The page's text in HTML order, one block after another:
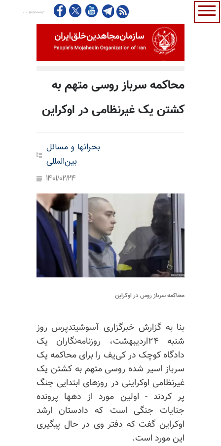
محاکمه سرباز روسی متهم به
کشتن یک غیرنظامی در اوکراین
بحرانها و مسائل
بین‌المللی
1401/02/24
محاکمه سرباز روس در اوکراین
بنا به گزارش خبرگزاری آسوشیتدپرس روز
شنبه ۲۴اردیبهشت، روزنامه‌نگاران یک
دادگاه کوچک در کی‌یف را برای محاکمه یک
سرباز اسیر شده روسی متهم به کشتن یک
غیرنظامی اوکراینی در روزهای ابتدایی جنگ
پر کردند - اولین مورد از دهها پرونده
جنایات جنگی است که دادستان ارشد
اوکراین گفت که دفتر وی در حال پیگیری
این مورد است.